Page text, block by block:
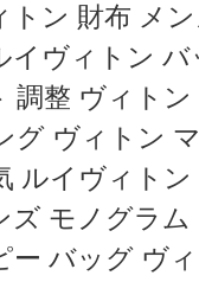
トン 財布 メ
イヴィトン
調整 ヴィト
グ ヴィトン
ルイヴィト
ズ モノグラ
ー バッグ ヴ